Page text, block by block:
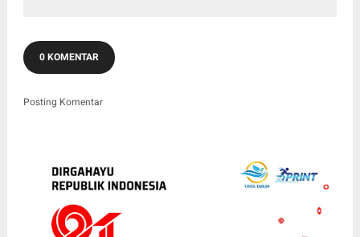
0 KOMENTAR
Posting Komentar